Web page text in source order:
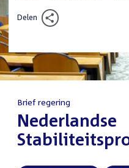
Delen
Brief regering
:Nederlandse